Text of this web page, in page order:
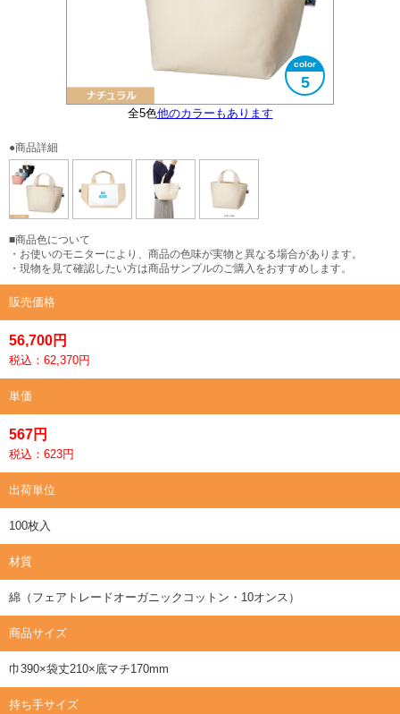
全5色他のカラーもあります
5
B5サイズ対応
大きさイメージ
●商品詳細
■商品色について
・お使いのモニターにより、商品の色味が実物と異なる場合があります。
・現物を見て確認したい方は商品サンプルのご購入をおすすめします。
販売価格
56,700円
税込：62,370円
単価
567円
税込：623円
出荷単位
100枚入
材質
綿（フェアトレードオーガニックコットン・10オンス）
商品サイズ
巾390×袋丈210×底マチ170mm
持ち手サイズ